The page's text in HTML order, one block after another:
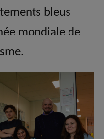
bleus
mondiale de